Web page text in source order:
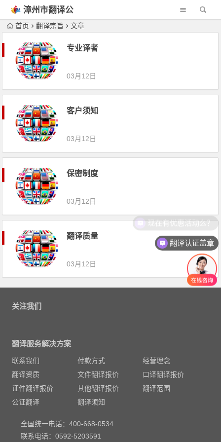
漳州市翻译公
司首页 翻译宗旨 文章
专业译者
03月12日
客户须知
03月12日
保密制度
03月12日
翻译质量
03月12日
关注我们
翻译服务解决方案
联系我们 付款方式
经营理念
翻译资质
文件翻译报价
口译翻译报价
证件翻译报价
其他翻译报价
翻译范围
公证翻译
翻译须知
全国统一电话：400-668-0534
联系电话：0592-5203591
翻译认证盖章
现在有优惠活动么？